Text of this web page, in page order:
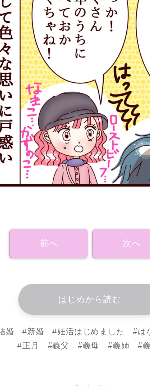
前へ 次へ
はじめから読む
婚 #新婚 #妊活はじめました #
#正月 #義父 #義母 #義姉 #義